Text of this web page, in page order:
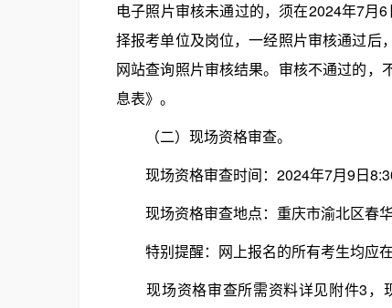
电子照片审核未通过的，须在2024年7月
择报考单位及岗位，一经照片审核通过后
网站查询照片审核结果。审核不通过的
息表》。
（二）现场资格审查。
现场资格审查时间：2024年7月9日
现场资格审查地点：重庆市渝北区春华
特别提醒：网上报名的所有考生均应在
现场资格审查所需资料详见附件3，